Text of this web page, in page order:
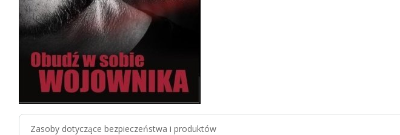
Zasoby dotyczące bezpieczeństwa i produktów